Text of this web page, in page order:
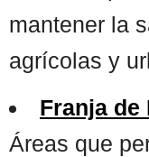
mantener la
agrícolas y
Franja de
Áreas que